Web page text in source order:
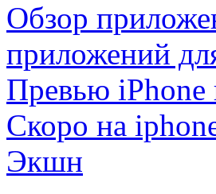
Обзор
приложений
Превью iPhone
Скоро на
Экшн